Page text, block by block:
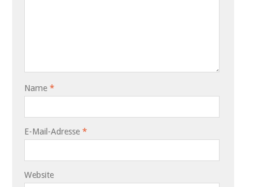
Name *
E-Mail-Adresse *
Website